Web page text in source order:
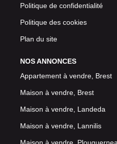
Politique de confidentialité
Politique des cookies
Plan du site
NOS ANNONCES
Appartement à vendre, Brest
Maison à vendre, Brest
Maison à vendre, Landeda
Maison à vendre, Lannilis